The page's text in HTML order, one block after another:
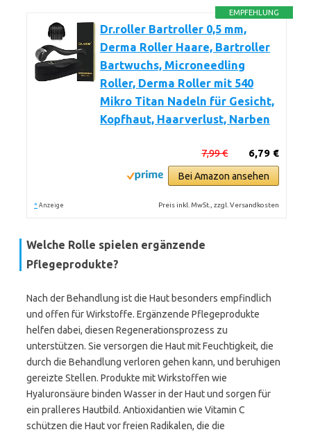
EMPFEHLUNG
Dr.roller Bartroller 0,5 mm,
Derma Roller Haare, Bartroller
Bartwuchs, Microneedling
Roller, Derma Roller mit 540
Mikro Titan Nadeln für Gesicht,
Kopfhaut, Haarverlust, Narben
6,79 €
7,99 €
Bei Amazon ansehen
* Anzeige Preis inkl. MwSt., zzgl. Versandkosten
Welche Rolle spielen ergänzende
Pflegeprodukte?
Nach der Behandlung ist die Haut besonders empfindlich
und offen für Wirkstoffe. Ergänzende Pflegeprodukte
helfen dabei, diesen Regenerationsprozess zu
unterstützen. Sie versorgen die Haut mit Feuchtigkeit, die
durch die Behandlung verloren gehen kann, und beruhigen
gereizte Stellen. Produkte mit Wirkstoffen wie
Hyaluronsäure binden Wasser in der Haut und sorgen für
ein pralleres Hautbild. Antioxidantien wie Vitamin C
schützen die Haut vor freien Radikalen, die die